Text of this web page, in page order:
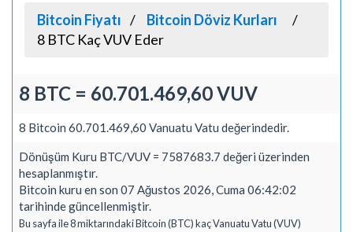
Bitcoin Fiyatı
Bitcoin Döviz Kurları
8 BTC Kaç VUV Eder
8 BTC = 60.701.469,60 VUV
8 Bitcoin 60.701.469,60 Vanuatu Vatu değerindedir.
Dönüşüm Kuru BTC/VUV = 7587683.7 değeri üzerinden
hesaplanmıştır.
Bitcoin kuru en son 07 Ağustos 2026, Cuma 06:42:02
tarihinde güncellenmiştir.
Bu sayfa ile 8 miktarındaki Bitcoin (BTC) kaç Vanuatu Vatu (VUV)